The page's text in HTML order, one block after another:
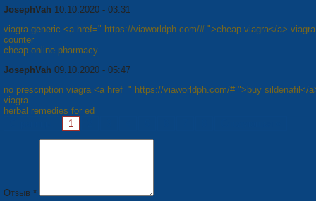
JosephVah 10.10.2020 - 03:31
viagra generic <a href=" https://viaworldph.com/# ">cheap viagra</a>
counter
cheap online pharmacy
JosephVah 09.10.2020 - 05:47
no prescription viagra <a href=" https://viaworldph.com/# ">buy sildenafil</
viagra
herbal remedies for ed
1
Отзыв *